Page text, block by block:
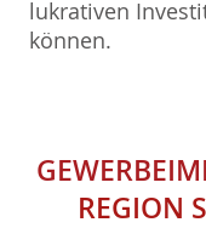
lukrativen
können.
REGION